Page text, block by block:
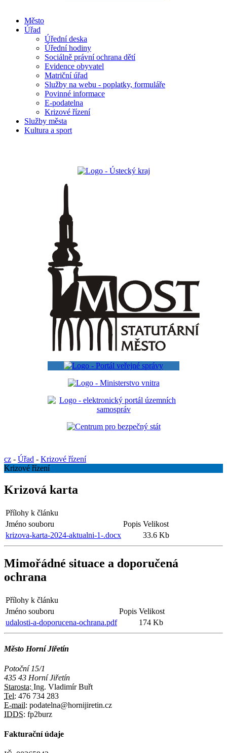
Město
Úřad
Úřední deska
Úřední hodiny
Sociálně právní ochrana dětí
Evidence obyvatel
Matriční úřad
Služby na webu - poplatky, formuláře
Povinné informace
E-podatelna
Krizové řízení
Služby města
Kultura a sport
cz - Úřad - Krizové řízení
Krizové řízení
Krizová karta
Přílohy k článku
Jméno souboru
Popis Velikost
krizova-karta-2024-aktualni-1-.docx
33.6 Kb
Mimořádné situace a doporučená
ochrana
Přílohy k článku
Jméno souboru
Popis Velikost
udalosti-a-doporucena-ochrana.pdf
174 Kb
Město Horní Jiřetín
Potoční 15/1
435 43 Horní Jiřetín
Starosta: Ing. Vladimír Buřt
Tel: 476 734 283
E-mail: podatelna@hornijiretin.cz
IDDS: fp2burz
Fakturační údaje